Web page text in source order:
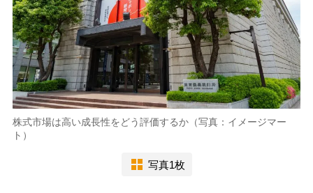
株式市場は高い成長性をどう評価するか（写真：イメージマー
ト）
写真1枚